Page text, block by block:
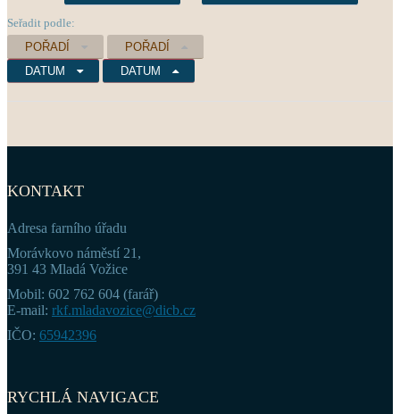
Seřadit podle:
POŘADÍ
POŘADÍ
DATUM
DATUM
KONTAKT
Adresa farního úřadu
Morávkovo náměstí 21,
391 43 Mladá Vožice
Mobil: 602 762 604 (farář)
E-mail: rkf.mladavozice@dicb.cz
IČO: 65942396
RYCHLÁ NAVIGACE